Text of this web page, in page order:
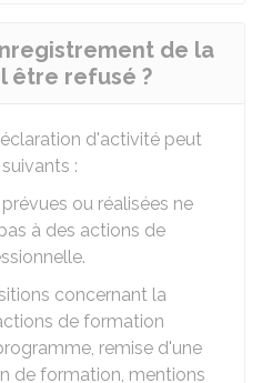
de la
être refusé ?
d'activité peut
:
ou réalisées ne
à des actions de
concernant la
de formation
remise d'une
de formation, mentions